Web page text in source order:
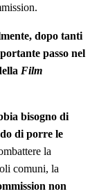
dopo tanti
passo nel
Film
bisogno di
di porre le
la
comuni, la
non